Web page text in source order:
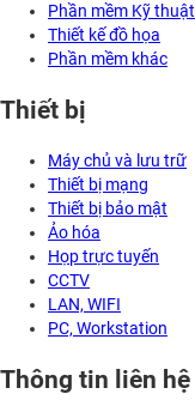
Phần mềm Kỹ thuật
Thiết kế đồ họa
Phần mềm khác
Thiết bị
Máy chủ và lưu trữ
Thiết bị mạng
Thiết bị bảo mật
Ảo hóa
Họp trực tuyến
CCTV
LAN, WIFI
PC, Workstation
Thông tin liên hệ